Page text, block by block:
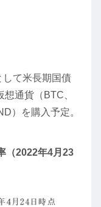
て米長期国債
想通貨（BTC、
）を購入予定。
（2022年4月23